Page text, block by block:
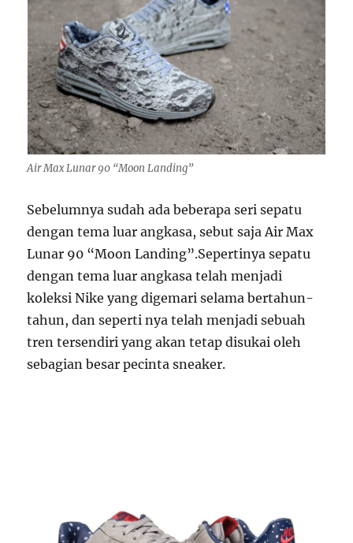
Air Max Lunar 90 “Moon Landing”
Sebelumnya sudah ada beberapa seri sepatu
dengan tema luar angkasa, sebut saja Air Max
Lunar 90 “Moon Landing”.Sepertinya sepatu
dengan tema luar angkasa telah menjadi
koleksi Nike yang digemari selama bertahun-
tahun, dan seperti nya telah menjadi sebuah
tren tersendiri yang akan tetap disukai oleh
sebagian besar pecinta sneaker.